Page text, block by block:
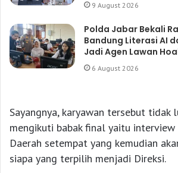
9 August 2026
Polda Jabar Bekali
Bandung Literasi AI
Jadi Agen Lawan
6 August 2026
Sayangnya, karyawan tersebut tidak
mengikuti babak final yaitu interview
Daerah setempat yang kemudian
siapa yang terpilih menjadi Direksi.